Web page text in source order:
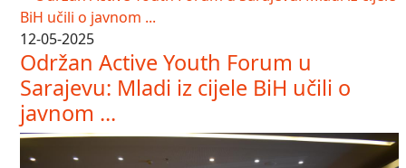
12-05-2025
Održan Active Youth Forum u
Sarajevu: Mladi iz cijele BiH učili o
javnom ...